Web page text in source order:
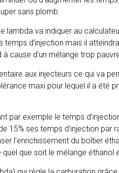
sans plomb.
lambda va indiquer au
d’injection mais il
cause d’un mélange trop
aux injecteurs ce qui va
maxi pour lequel il a été
par exemple le temps
15% ses temps d’injection
l’enrichissement du boîtier
que soit le mélange éthanol